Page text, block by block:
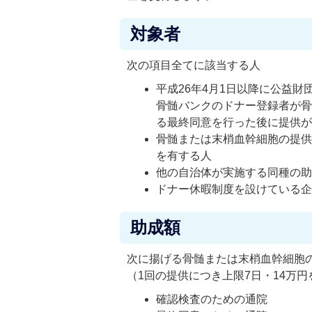
対象者
次の項目全てに該当する人
平成26年4月1日以降に公益財
骨髄バンクのドナー登録者が
る最終同意を行った後に提供
骨髄または末梢血幹細胞の提
を有する人
他の自治体が実施する同種の
ドナー休暇制度を設けている
助成額
次に揚げる骨髄または末梢血幹細胞
（1回の提供につき上限7日・14万
確認検査のための通院